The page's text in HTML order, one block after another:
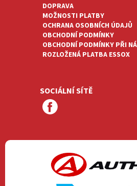
DOPRAVA
MOŽNOSTI PLATBY
OCHRANA OSOBNÍCH ÚDAJŮ
OBCHODNÍ PODMÍNKY
OBCHODNÍ PODMÍNKY PŘI
ROZLOŽENÁ PLATBA ESSOX
SOCIÁLNÍ SÍTĚ